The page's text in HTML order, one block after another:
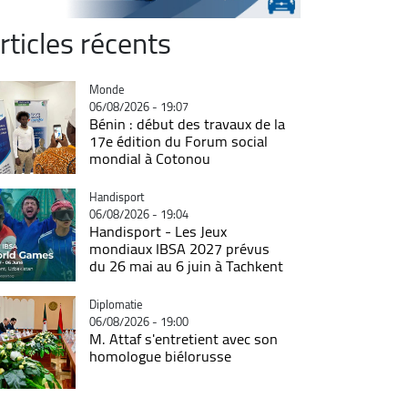
récents
Catégorie
Monde
06/08/2026 - 19:07
Bénin : début des travaux de la
17e édition du Forum social
mondial à Cotonou
Catégorie
Handisport
06/08/2026 - 19:04
Handisport - Les Jeux
mondiaux IBSA 2027 prévus
du 26 mai au 6 juin à Tachkent
Catégorie
Diplomatie
06/08/2026 - 19:00
M. Attaf s'entretient avec son
homologue biélorusse